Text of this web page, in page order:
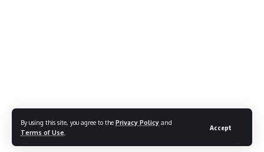
By using this site, you agree to the Privacy Policy and
Terms of Use
Accept